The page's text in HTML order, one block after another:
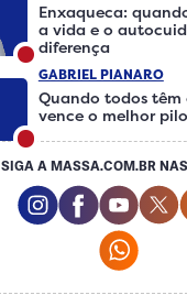
Enxaqueca:
a vida e o
diferença
GABRIEL PIANARO
Quando todos têm
vence o melhor
SIGA A MASSA.COM.BR
InstagramFacebook